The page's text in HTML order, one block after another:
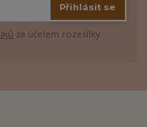
Přihlásit se
za účelem rozesílky